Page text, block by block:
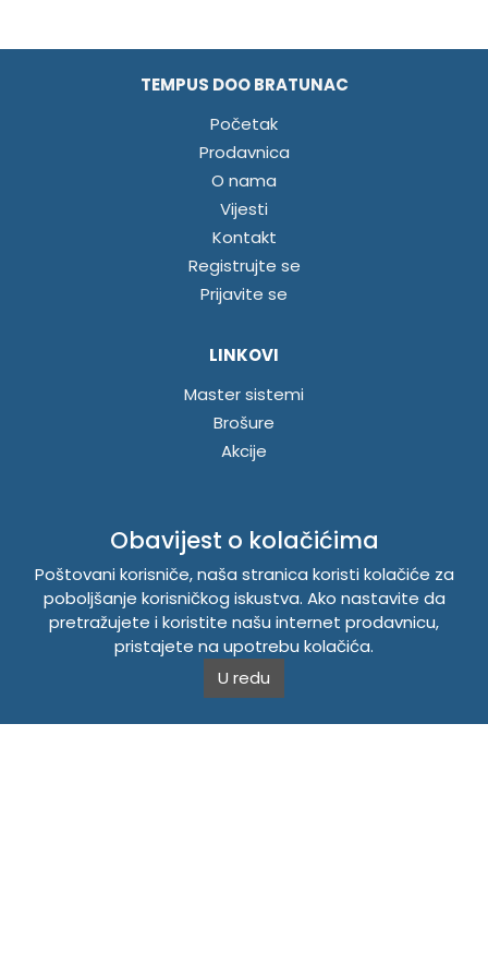
TEMPUS DOO BRATUNAC
Početak
Prodavnica
O nama
Vijesti
Kontakt
Registrujte se
Prijavite se
LINKOVI
Master sistemi
Brošure
Akcije
Politika o kolačićima
Uslovi korištenja
Politika privatnosti
TEMPUS DOO BRATUNAC
Svetog Save bb, 75420 Bratunac, Bosna i Hercegovina
Obavijest o kolačićima
Poštovani korisniče, naša stranica koristi kolačiće za
poboljšanje korisničkog iskustva. Ako nastavite da
pretražujete i koristite našu internet prodavnicu,
pristajete na upotrebu kolačića.
U redu